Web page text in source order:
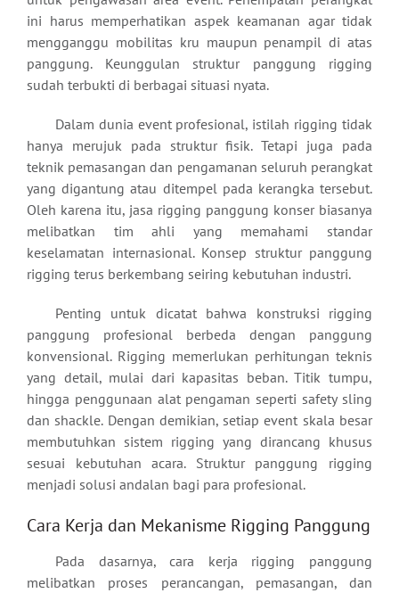
ini harus memperhatikan aspek keamanan agar tidak
mengganggu mobilitas kru maupun penampil di atas
panggung. Keunggulan struktur panggung rigging
sudah terbukti di berbagai situasi nyata.
Dalam dunia event profesional, istilah rigging tidak
hanya merujuk pada struktur fisik. Tetapi juga pada
teknik pemasangan dan pengamanan seluruh perangkat
yang digantung atau ditempel pada kerangka tersebut.
Oleh karena itu, jasa rigging panggung konser biasanya
melibatkan tim ahli yang memahami standar
keselamatan internasional. Konsep struktur panggung
rigging terus berkembang seiring kebutuhan industri.
Penting untuk dicatat bahwa konstruksi rigging
panggung profesional berbeda dengan panggung
konvensional. Rigging memerlukan perhitungan teknis
yang detail, mulai dari kapasitas beban. Titik tumpu,
hingga penggunaan alat pengaman seperti safety sling
dan shackle. Dengan demikian, setiap event skala besar
membutuhkan sistem rigging yang dirancang khusus
sesuai kebutuhan acara. Struktur panggung rigging
menjadi solusi andalan bagi para profesional.
Cara Kerja dan Mekanisme Rigging Panggung
Pada dasarnya, cara kerja rigging panggung
melibatkan proses perancangan, pemasangan, dan